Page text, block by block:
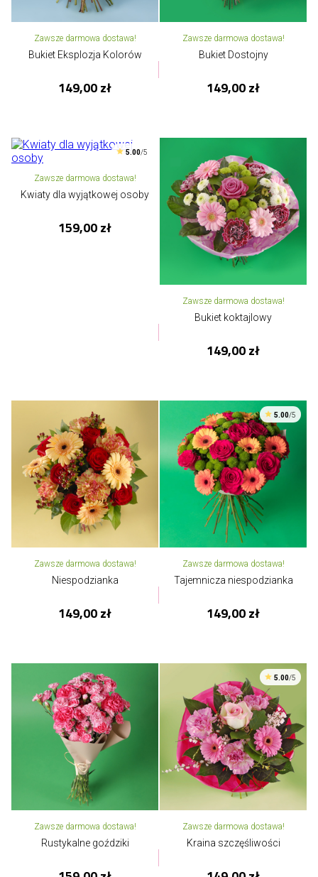
Zawsze darmowa dostawa!
Bukiet Eksplozja Kolorów
149,00 zł
Zawsze darmowa dostawa!
Bukiet Dostojny
149,00 zł
5.00/5
Zawsze darmowa dostawa!
Kwiaty dla wyjątkowej osoby
159,00 zł
Zawsze darmowa dostawa!
Bukiet koktajlowy
149,00 zł
Zawsze darmowa dostawa!
Niespodzianka
149,00 zł
5.00/5
Zawsze darmowa dostawa!
Tajemnicza niespodzianka
149,00 zł
Zawsze darmowa dostawa!
Rustykalne goździki
5.00/5
Zawsze darmowa dostawa!
Kraina szczęśliwości